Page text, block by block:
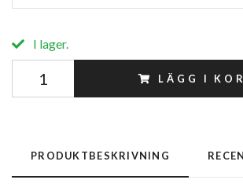
I lager.
LÄGG I
PRODUKTBESKRIVNING